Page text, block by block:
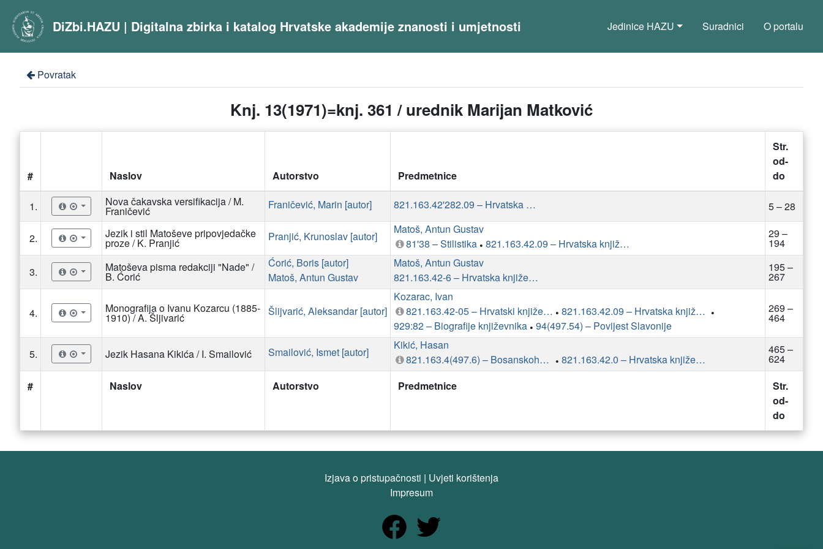
DiZbi.HAZU | Digitalna zbirka i katalog Hrvatske akademije znanosti i umjetnosti Jedinice HAZU Suradnici O portalu
Povratak
Knj. 13(1971)=knj. 361 / urednik Marijan Matković
# Naslov Autorstvo Predmetnice
Str.
od-
do
# Naslov Autorstvo Predmetnice
Str.
od-
do
1. Nova čakavska versifikacija / M.
Franičević Franičević, Marin [autor] 821.163.42'282.09 – Hrvatska dijalektalna književnost: studije i kritike 5 – 28
2. Jezik i stil Matoševe pripovjedačke
proze / K. Pranjić Pranjić, Krunoslav [autor]
Matoš, Antun Gustav
81'38 – Stilistika • 821.163.42.09 – Hrvatska književnost: studije i kritike
29 –
194
3. Matoševa pisma redakciji "Nade" /
B. Ćorić
Ćorić, Boris [autor]
Matoš, Antun Gustav
Matoš, Antun Gustav
821.163.42-6 – Hrvatska književnost: pisma
195 –
267
4. Monografija o Ivanu Kozarcu (1885-
1910) / A. Šljivarić Šlijvarić, Aleksandar [autor]
Kozarac, Ivan
821.163.42-05 – Hrvatski književnici • 821.163.42.09 – Hrvatska književnost: studije i kritike •
929:82 – Biografije književnika• 94(497.54) – Povijest Slavonije
269 –
464
5. Jezik Hasana Kikića / I. Smailović Smailović, Ismet [autor]
Kikić, Hasan
821.163.4(497.6) – Bosanskohercegovačka književnost • 821.163.42.0 – Hrvatska književnost: teorija
465 –
624
Izjava o pristupačnosti | Uvjeti korištenja
Impresum